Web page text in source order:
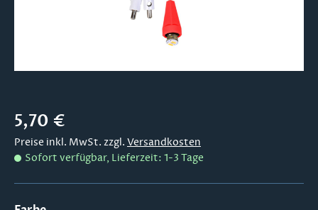
Regulärer Preis:
5,70 €
Preise inkl. MwSt. zzgl. Versandkosten
Sofort verfügbar, Lieferzeit: 1-3 Tage